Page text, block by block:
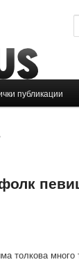
публикации
толкова много